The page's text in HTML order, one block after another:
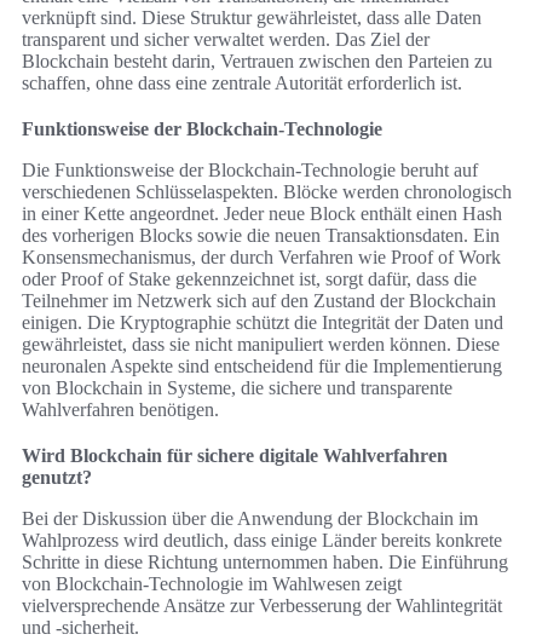
verknüpft sind. Diese Struktur gewährleistet, dass alle Daten
transparent und sicher verwaltet werden. Das Ziel der
Blockchain besteht darin, Vertrauen zwischen den Parteien zu
schaffen, ohne dass eine zentrale Autorität erforderlich ist.
Funktionsweise der Blockchain-Technologie
Die Funktionsweise der Blockchain-Technologie beruht auf
verschiedenen Schlüsselaspekten. Blöcke werden chronologisch
in einer Kette angeordnet. Jeder neue Block enthält einen Hash
des vorherigen Blocks sowie die neuen Transaktionsdaten. Ein
Konsensmechanismus, der durch Verfahren wie Proof of Work
oder Proof of Stake gekennzeichnet ist, sorgt dafür, dass die
Teilnehmer im Netzwerk sich auf den Zustand der Blockchain
einigen. Die Kryptographie schützt die Integrität der Daten und
gewährleistet, dass sie nicht manipuliert werden können. Diese
neuronalen Aspekte sind entscheidend für die Implementierung
von Blockchain in Systeme, die sichere und transparente
Wahlverfahren benötigen.
Wird Blockchain für sichere digitale Wahlverfahren
genutzt?
Bei der Diskussion über die Anwendung der Blockchain im
Wahlprozess wird deutlich, dass einige Länder bereits konkrete
Schritte in diese Richtung unternommen haben. Die Einführung
von Blockchain-Technologie im Wahlwesen zeigt
vielversprechende Ansätze zur Verbesserung der Wahlintegrität
und -sicherheit.